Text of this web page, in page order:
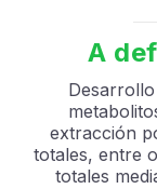
A
extracción
totales, entre
totales